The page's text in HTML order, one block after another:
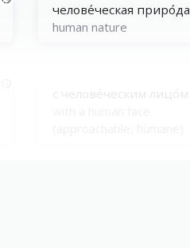
челове́ческая приро́да
human nature